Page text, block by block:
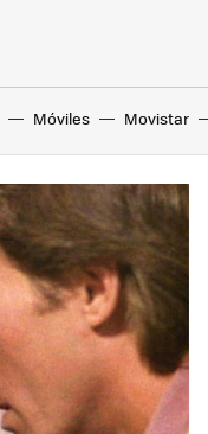
Móviles Movistar